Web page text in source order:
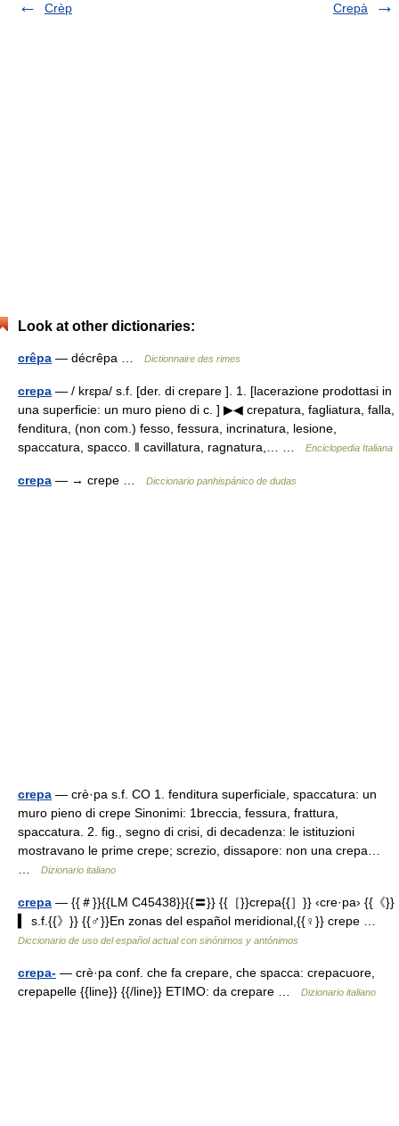
Crèp
Crepà
Look at other dictionaries:
crêpa — décrêpa … Dictionnaire des rimes
crepa — / krɛpa/ s.f. [der. di crepare ]. 1. [lacerazione prodottasi in
una superficie: un muro pieno di c. ] ▶◀ crepatura, fagliatura, falla,
fenditura, (non com.) fesso, fessura, incrinatura, lesione,
spaccatura, spacco. ‖ cavillatura, ragnatura,… …
Enciclopedia Italiana
crepa — → crepe … Diccionario panhispánico de dudas
crepa — crè·pa s.f. CO 1. fenditura superficiale, spaccatura: un
muro pieno di crepe Sinonimi: 1breccia, fessura, frattura,
spaccatura. 2. fig., segno di crisi, di decadenza: le istituzioni
mostravano le prime crepe; screzio, dissapore: non una crepa…
Dizionario italiano
crepa — {{＃}}{{LM C45438}}{{〓}} {{［}}crepa{{］}} ‹cre·pa› {{《}}
▍ s.f.{{》}} {{♂}}En zonas del español meridional,{{♀}} crepe …
Diccionario de uso del español actual con sinónimos y antónimos
crepa- — crè·pa conf. che fa crepare, che spacca: crepacuore,
crepapelle {{line}} {{/line}} ETIMO: da crepare …
Dizionario italiano